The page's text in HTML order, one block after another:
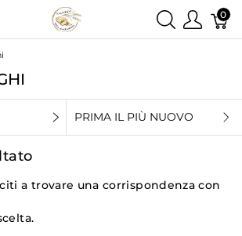
0
PRIMA IL PIÙ NUOVO
a trovare una corrispondenza con